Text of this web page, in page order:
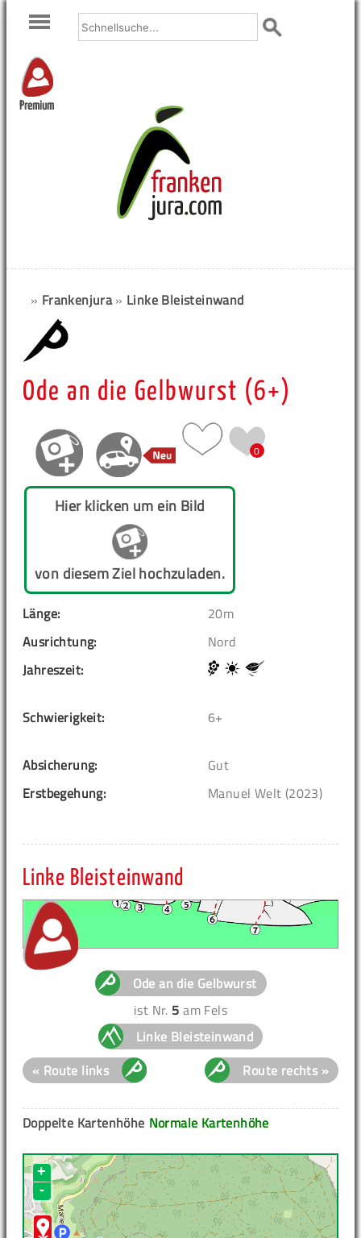
Premium
» Frankenjura» Linke Bleisteinwand
Ode an die Gelbwurst (6+)
0
Hier klicken um ein Bild
von diesem Ziel hochzuladen.
Länge:
20m
Ausrichtung:
Nord
Jahreszeit:
Schwierigkeit: 6+
Absicherung:
Gut
Erstbegehung:
Manuel Welt (2023)
Linke Bleisteinwand
Ode an die Gelbwurst
ist Nr. 5 am Fels
Linke Bleisteinwand
« Route links
Route rechts »
Normale Kartenhöhe
Doppelte Kartenhöhe
+
-